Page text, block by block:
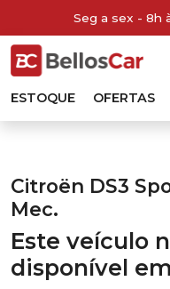
Seg a sex - 8h
ESTOQUE OFERTAS
Citroën DS3
Mec.
Este veículo
disponível